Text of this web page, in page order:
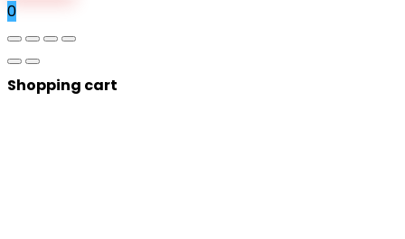
0
Shopping cart